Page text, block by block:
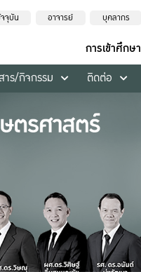
จุบัน อาจารย์ บุคลากร
การเข้าศึกษา
าร/กิจกรรม ติดต่อ